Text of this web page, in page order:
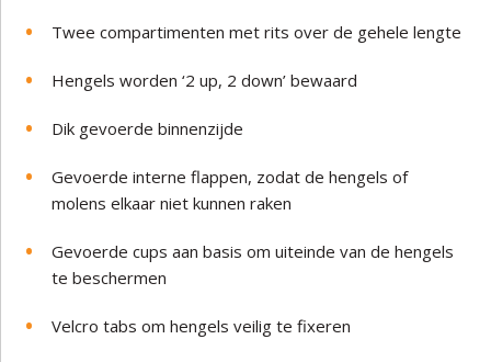
Twee compartimenten met rits over de gehele lengte
Hengels worden ‘2 up, 2 down’ bewaard
Dik gevoerde binnenzijde
Gevoerde interne flappen, zodat de hengels of
molens elkaar niet kunnen raken
Gevoerde cups aan basis om uiteinde van de hengels
te beschermen
Velcro tabs om hengels veilig te fixeren